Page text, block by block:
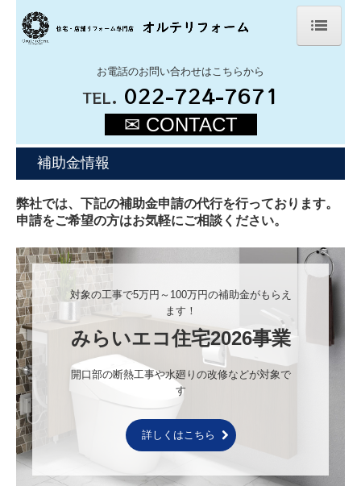
法人様リフォーム
オルテブログ
リフォームのお問い合わせ
お電話のお問い合わせはこちらから
TEL. 022-724-7671
✉ CONTACT
補助金情報
弊社では、下記の補助金申請の代行を行っております。
申請をご希望の方はお気軽にご相談ください。
対象の工事で5万円～100万円の補助金がもらえ
ます！
みらいエコ住宅2026事業
開口部の断熱工事や水廻りの改修などが対象で
す
詳しくはこちら